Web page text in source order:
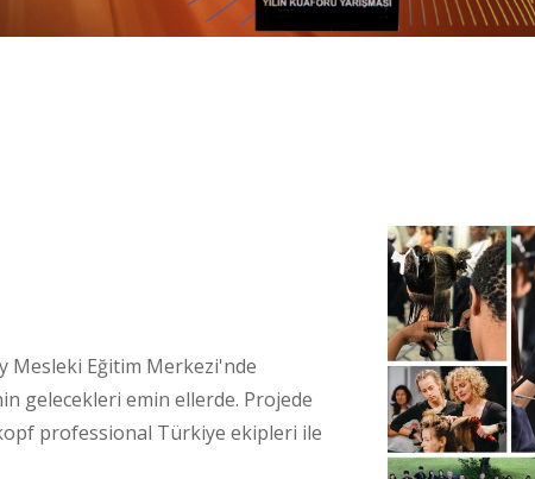
Mesleki Eğitim Merkezi'nde
gelecekleri emin ellerde. Projede
professional Türkiye ekipleri ile